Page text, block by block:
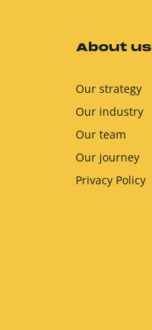
About us
Our strategy
Our industry
Our team
Our journey
Privacy Policy